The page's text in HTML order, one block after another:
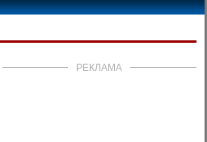
РЕКЛАМА